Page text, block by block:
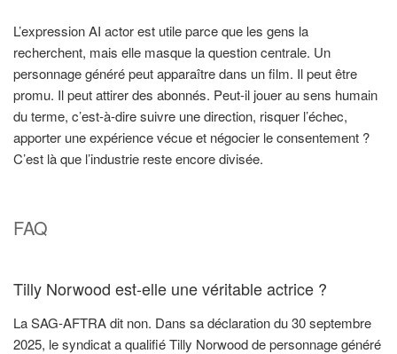
L’expression AI actor est utile parce que les gens la
recherchent, mais elle masque la question centrale. Un
personnage généré peut apparaître dans un film. Il peut être
promu. Il peut attirer des abonnés. Peut-il jouer au sens humain
du terme, c’est-à-dire suivre une direction, risquer l’échec,
apporter une expérience vécue et négocier le consentement ?
C’est là que l’industrie reste encore divisée.
FAQ
Tilly Norwood est-elle une véritable actrice ?
La SAG-AFTRA dit non. Dans sa déclaration du 30 septembre
2025, le syndicat a qualifié Tilly Norwood de personnage généré